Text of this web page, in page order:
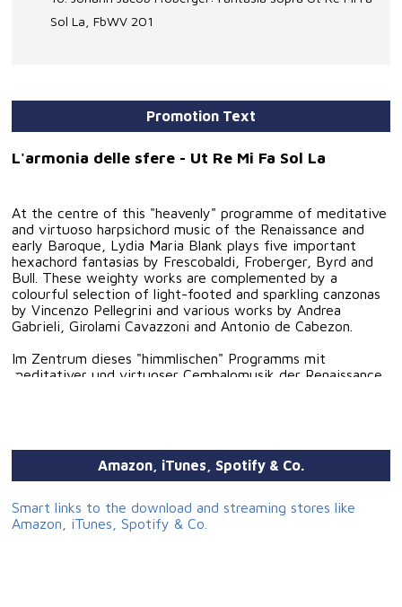
Sol La, FbWV 201
Promotion Text
L'armonia delle sfere - Ut Re Mi Fa Sol La
At the centre of this "heavenly" programme of meditative
and virtuoso harpsichord music of the Renaissance and
early Baroque, Lydia Maria Blank plays five important
hexachord fantasias by Frescobaldi, Froberger, Byrd and
Bull. These weighty works are complemented by a
colourful selection of light-footed and sparkling canzonas
by Vincenzo Pellegrini and various works by Andrea
Gabrieli, Girolami Cavazzoni and Antonio de Cabezon.
Im Zentrum dieses "himmlischen" Programms mit
meditativer und virtuoser Cembalomusik der Renaissance
und spritziger Canzonen von Vincenzo Pellegrini und
verschiedene Werke von Andrea Gabrieli, Girolami
Amazon, iTunes, Spotify & Co.
Smart links to the download and streaming stores like
Amazon, iTunes, Spotify & Co.